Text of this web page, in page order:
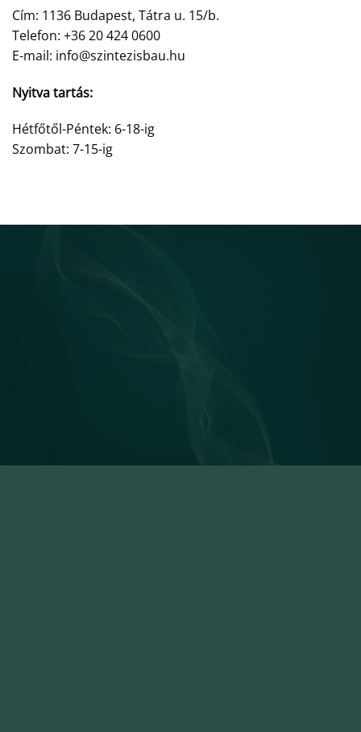
Cím: 1136 Budapest, Tátra u. 15/b.
Telefon: +36 20 424 0600
E-mail: info@szintezisbau.hu
Nyitva tartás:
Hétfőtől-Péntek: 6-18-ig
Szombat: 7-15-ig